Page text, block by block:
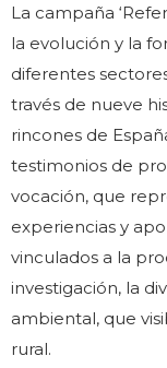
La campaña
la evolución y la
diferentes
través de nueve
rincones de
testimonios de
vocación, que
experiencias y
vinculados a la
investigación, la
ambiental, que
rural.